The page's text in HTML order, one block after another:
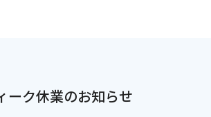
ーク休業のお知らせ